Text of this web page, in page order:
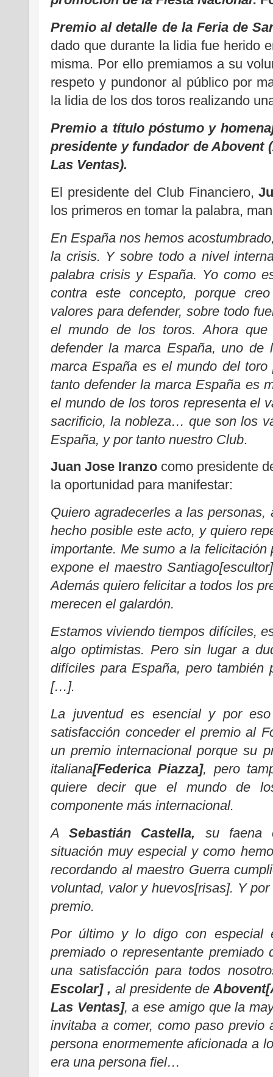
Premio al detalle de la Feria de
dado que durante la lidia fue herido
misma. Por ello premiamos a su
respeto y pundonor al público por
la lidia de los dos toros realizando
Premio a título póstumo y
presidente y fundador de Abovent
Las Ventas).
El presidente del Club Financiero,
los primeros en tomar la palabra,
En España nos hemos
la crisis. Y sobre todo a nivel
palabra crisis y España. Yo como
contra este concepto, porque
valores para defender, sobre todo
el mundo de los toros. Ahora
defender la marca España, uno de
marca España es el mundo del
tanto defender la marca España es
el mundo de los toros representa el
sacrificio, la nobleza… que son los
España, y por tanto nuestro Club.
Juan Jose Iranzo como presidente
la oportunidad para manifestar:
Quiero agradecerles a las
hecho posible este acto, y quiero
importante. Me sumo a la
expone el maestro Santiago[escultor]
Además quiero felicitar a todos los
merecen el galardón.
Estamos viviendo tiempos difíciles,
algo optimistas. Pero sin lugar a
difíciles para España, pero también
[…].
La juventud es esencial y por
satisfacción conceder el premio al
un premio internacional porque su
italiana[Federica Piazza], pero
quiere decir que el mundo de
componente más internacional.
ASebastián Castella, su faena
situación muy especial y como
recordando al maestro Guerra
voluntad, valor y huevos[risas]. Y
premio.
Por último y lo digo con especial
premiado o representante
una satisfacción para todos
Escolar] , al presidente de
Las Ventas], a ese amigo que la
invitaba a comer, como paso
persona enormemente aficionada a
era una persona fiel…